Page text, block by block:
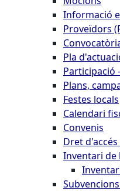
Informació
Proveïdors
Pla
Participació
Plans,
Festes locals
Calendari
Convenis
Dret
Inventari de